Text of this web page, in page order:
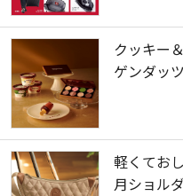
クッキー
ゲンダッ
軽くてお
月ショル